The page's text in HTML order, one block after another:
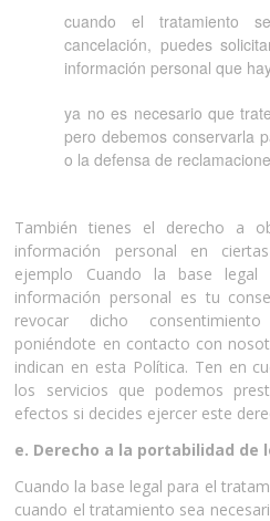
cuando el tratamiento
cancelación, puedes
información personal que
ya no es necesario que
pero debemos conservarla
o la defensa de
También tienes el derecho a
información personal en
ejemplo Cuando la base
información personal es tu
revocar dicho
poniéndote en contacto con
indican en esta Política. Ten en
los servicios que podemos
efectos si decides ejercer este
e. Derecho a la portabilidad de
Cuando la base legal para el
cuando el tratamiento sea